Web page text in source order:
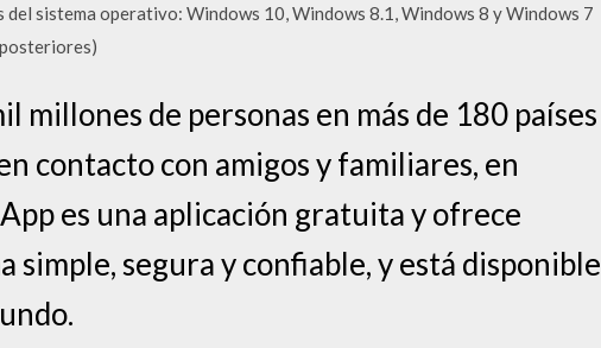
sistema operativo: Windows 10, Windows 8.1, Windows 8 y Windows 7
millones de personas en más de 180 países
contacto con amigos y familiares, en
es una aplicación gratuita y ofrece
simple, segura y confiable, y está disponible